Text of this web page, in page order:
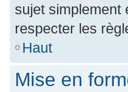
sujet simplement
respecter les
Haut
Mise en